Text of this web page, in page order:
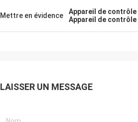
Mettre en évidence Appareil de
Appareil de
LAISSER UN MESSAGE